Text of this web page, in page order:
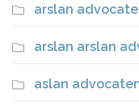
arslan
arslan arslan
aslan